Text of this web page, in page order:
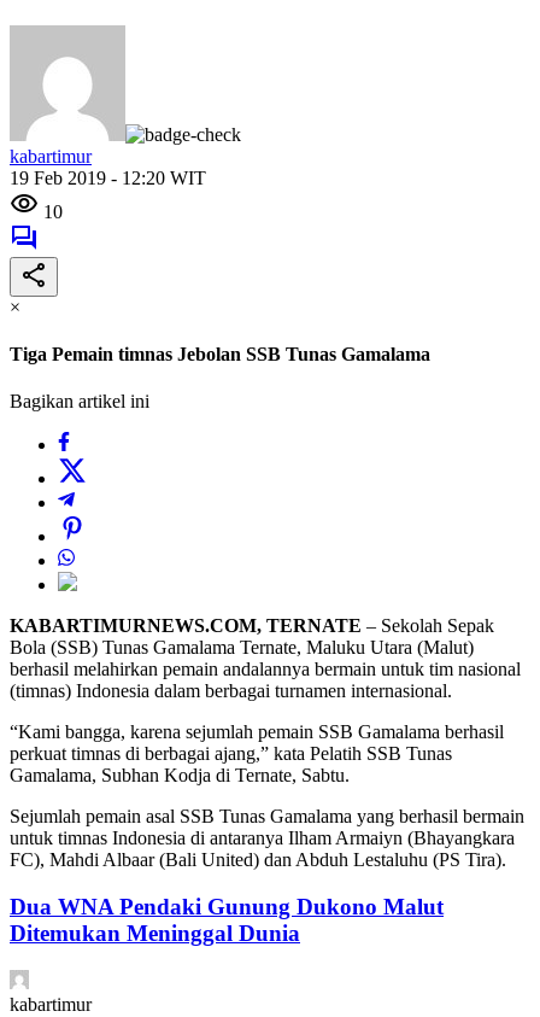
kabartimur
19 Feb 2019 - 12:20 WIT
10
×
Tiga Pemain timnas Jebolan SSB Tunas Gamalama
Bagikan artikel ini
KABARTIMURNEWS.COM, TERNATE – Sekolah Sepak
Bola (SSB) Tunas Gamalama Ternate, Maluku Utara (Malut)
berhasil melahirkan pemain andalannya bermain untuk tim nasional
(timnas) Indonesia dalam berbagai turnamen internasional.
“Kami bangga, karena sejumlah pemain SSB Gamalama berhasil
perkuat timnas di berbagai ajang,” kata Pelatih SSB Tunas
Gamalama, Subhan Kodja di Ternate, Sabtu.
Sejumlah pemain asal SSB Tunas Gamalama yang berhasil bermain
untuk timnas Indonesia di antaranya Ilham Armaiyn (Bhayangkara
FC), Mahdi Albaar (Bali United) dan Abduh Lestaluhu (PS Tira).
Dua WNA Pendaki Gunung Dukono Malut
Ditemukan Meninggal Dunia
kabartimur